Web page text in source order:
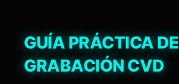
GUÍA PRÁCTICA DE
GRABACIÓN CVD